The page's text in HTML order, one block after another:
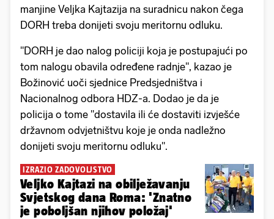
manjine Veljka Kajtazija na suradnicu nakon čega
DORH treba donijeti svoju meritornu odluku.
"DORH je dao nalog policiji koja je postupajući po
tom nalogu obavila određene radnje", kazao je
Božinović uoči sjednice Predsjedništva i
Nacionalnog odbora HDZ-a. Dodao je da je
policija o tome "dostavila ili će dostaviti izvješće
državnom odvjetništvu koje je onda nadležno
donijeti svoju meritornu odluku".
IZRAZIO ZADOVOLJSTVO
Veljko Kajtazi na obilježavanju
Svjetskog dana Roma: 'Znatno
je poboljšan njihov položaj'